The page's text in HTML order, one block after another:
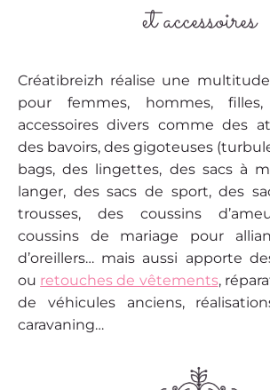
et accessoires
Créatibreizh réalise une
pour femmes, hommes,
accessoires divers comme des
des bavoirs, des gigoteuses
bags, des lingettes, des sacs à
langer, des sacs de sport, des
trousses, des coussins
coussins de mariage pour
d’oreillers… mais aussi apporte
ou retouches de vêtements,
de véhicules anciens,
caravaning…